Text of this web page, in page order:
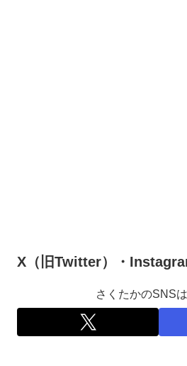
X（旧Twitter）・
さくたかのSNS